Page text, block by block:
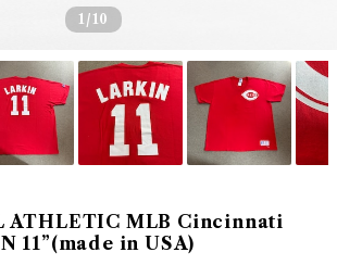
1 /10
ATHLETIC MLB Cincinnati
11”(made in USA)